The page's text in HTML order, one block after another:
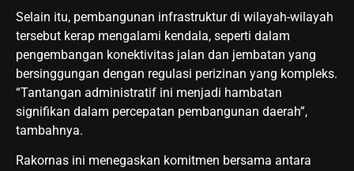
Selain itu, pembangunan infrastruktur di wilayah-wilayah
tersebut kerap mengalami kendala, seperti dalam
pengembangan konektivitas jalan dan jembatan yang
bersinggungan dengan regulasi perizinan yang kompleks.
“Tantangan administratif ini menjadi hambatan
signifikan dalam percepatan pembangunan daerah”,
tambahnya.
Rakornas ini menegaskan komitmen bersama antara